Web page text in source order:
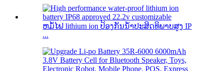
ຫມໍ້ໄຟ lithium ion ປ້ອງກັນນ້ໍາປະສິດທິພາບສູງ IP
...